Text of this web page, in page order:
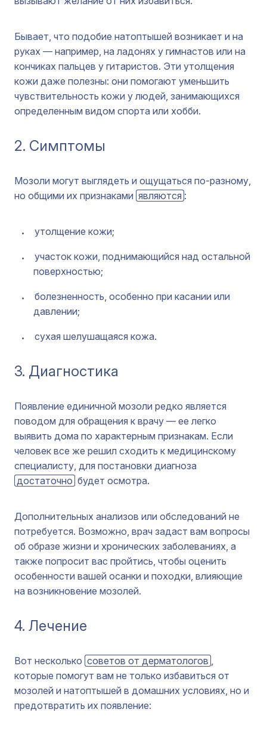
Бывает, что подобие натоптышей возникает и на
руках — например, на ладонях у гимнастов или на
кончиках пальцев у гитаристов. Эти утолщения
кожи даже полезны: они помогают уменьшить
чувствительность кожи у людей, занимающихся
определенным видом спорта или хобби.
2. Симптомы
Мозоли могут выглядеть и ощущаться по-разному,
но общими их признаками являются :
утолщение кожи;
участок кожи, поднимающийся над остальной
поверхностью;
болезненность, особенно при касании или
давлении;
сухая шелушащаяся кожа.
3. Диагностика
Появление единичной мозоли редко является
поводом для обращения к врачу — ее легко
выявить дома по характерным признакам. Если
человек все же решил сходить к медицинскому
специалисту, для постановки диагноза
достаточно будет осмотра.
Дополнительных анализов или обследований не
потребуется. Возможно, врач задаст вам вопросы
об образе жизни и хронических заболеваниях, а
также попросит вас пройтись, чтобы оценить
особенности вашей осанки и походки, влияющие
на возникновение мозолей.
4. Лечение
Вот несколько советов от дерматологов
которые помогут вам не только избавиться от
мозолей и натоптышей в домашних условиях, но и
предотвратить их появление: